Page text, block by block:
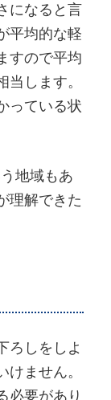
になると言
平均的な軽
すので平均
します。
っている状
地域もあ
理解できた
ろしをしよ
ません。
必要があり